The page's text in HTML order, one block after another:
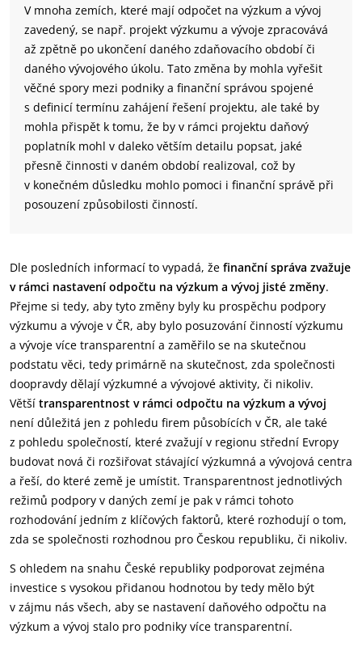
V mnoha zemích, které mají odpočet na výzkum a vývoj
zavedený, se např. projekt výzkumu a vývoje zpracovává
až zpětně po ukončení daného zdaňovacího období či
daného vývojového úkolu. Tato změna by mohla vyřešit
věčné spory mezi podniky a finanční správou spojené
s definicí termínu zahájení řešení projektu, ale také by
mohla přispět k tomu, že by v rámci projektu daňový
poplatník mohl v daleko větším detailu popsat, jaké
přesně činnosti v daném období realizoval, což by
v konečném důsledku mohlo pomoci i finanční správě při
posouzení způsobilosti činností.
Dle posledních informací to vypadá, že finanční správa zvažuje
v rámci nastavení odpočtu na výzkum a vývoj jisté změny.
Přejme si tedy, aby tyto změny byly ku prospěchu podpory
výzkumu a vývoje v ČR, aby bylo posuzování činností výzkumu
a vývoje více transparentní a zaměřilo se na skutečnou
podstatu věci, tedy primárně na skutečnost, zda společnosti
doopravdy dělají výzkumné a vývojové aktivity, či nikoliv.
Větší transparentnost v rámci odpočtu na výzkum a vývoj
není důležitá jen z pohledu firem působících v ČR, ale také
z pohledu společností, které zvažují v regionu střední Evropy
budovat nová či rozšiřovat stávající výzkumná a vývojová centra
a řeší, do které země je umístit. Transparentnost jednotlivých
režimů podpory v daných zemí je pak v rámci tohoto
rozhodování jedním z klíčových faktorů, které rozhodují o tom,
zda se společnosti rozhodnou pro Českou republiku, či nikoliv.
S ohledem na snahu České republiky podporovat zejména
investice s vysokou přidanou hodnotou by tedy mělo být
v zájmu nás všech, aby se nastavení daňového odpočtu na
výzkum a vývoj stalo pro podniky více transparentní.